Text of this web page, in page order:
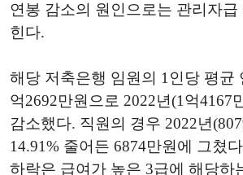
연봉 감소의 원인으로는 관리자급
힌다.
해당 저축은행 임원의 1인당 평균
억2692만원으로 2022년(1억4167
감소했다. 직원의 경우 2022년
14.91% 줄어든 6874만원에 그쳤
하락은 급여가 높은 3급에 해당하